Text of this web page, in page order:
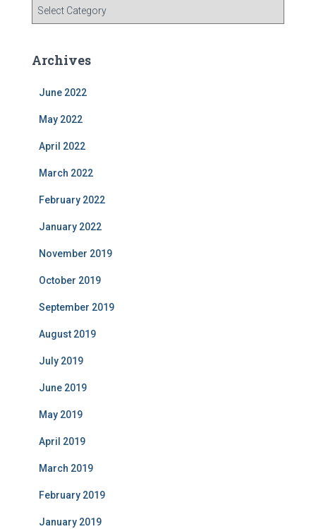
gArchives
June 2022
May 2022
April 2022
March 2022
February 2022
January 2022
November 2019
October 2019
September 2019
August 2019
July 2019
June 2019
May 2019
April 2019
March 2019
February 2019
January 2019